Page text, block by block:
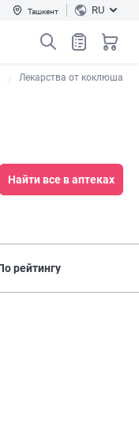
Ташкент RU
Лекарства от коклюша
Найти все в аптеках